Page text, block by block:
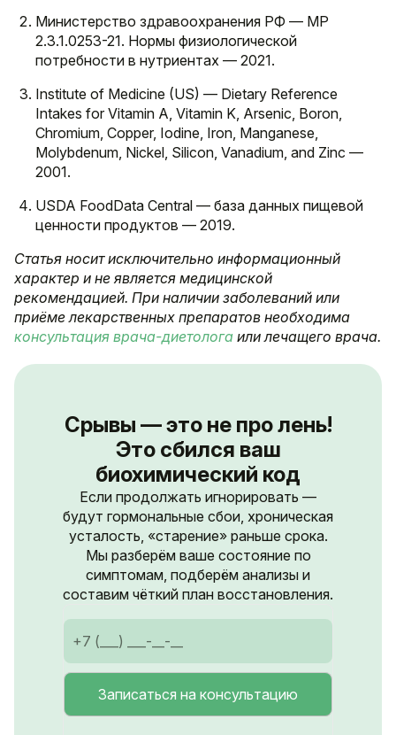
Министерство здравоохранения РФ — МР
2.3.1.0253-21. Нормы физиологической
потребности в нутриентах — 2021.
Institute of Medicine (US) — Dietary Reference
Intakes for Vitamin A, Vitamin K, Arsenic, Boron,
Chromium, Copper, Iodine, Iron, Manganese,
Molybdenum, Nickel, Silicon, Vanadium, and Zinc —
2001.
USDA FoodData Central — база данных пищевой
ценности продуктов — 2019.
Статья носит исключительно информационный
характер и не является медицинской
рекомендацией. При наличии заболеваний или
приёме лекарственных препаратов необходима
консультация врача-диетолога или лечащего врача.
Срывы — это не про лень!
Это сбился ваш
биохимический код
Если продолжать игнорировать —
будут гормональные сбои, хроническая
усталость, «старение» раньше срока.
Мы разберём ваше состояние по
симптомам, подберём анализы и
составим чёткий план восстановления.